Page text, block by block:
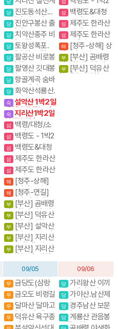
당
곡
당 진도동석산...
암봉과 암릉의 골
산을 매력을 만끽
하다
당 진안구봉산 출
렁다리
당 치악산종주 비
로봉 국립공원 강
원20대명산
당 토왕성폭포.
울산바위. 국립공
원 스탬프
당 팔공산 비로봉
갓바위
당 팔영산 깃대봉
국립공원
당 항골계곡 숨바
우길 트레킹
당 화악산석룡산.
조무락골
숙 설악산 1박2일
대청봉.공룡능선
숙 지리산1박2일
천왕봉 일출
섬 백령/대청/소
청- 3박4일
섬 백령도 - 1박2
일
섬 백령도&대청
도 - 2박3일
섬 제주도 한라산
항공 1박2일
섬 제주도 한라산
항공 당일
해 [청주-상해]
상해관광 4일 / 상
해+황산 5일
해 [청주-연길]
백두산 서파+북파
3박4일/4박5일
부 [부산] 곰배령
야생화.새벽출발.
야생화의천국
부 [부산] 덕유산
향적봉 야생화
부 [부산] 설악산
대청봉. 공룡능선
부 [부산] 지리산
종주 (화대. 성중)
천왕봉코스
부 [부산] 지리산
천왕봉일출.연하
섬
일
섬 백령도&대청
도 - 2박3일
섬 제주도 한라산
항공 1박2일
섬 제주도 한라산
항공 당일
해 [청주-상해] 상
해관광 4일 / 상해
+황산 5일
부 [부산] 곰배령
야생화.새벽출발.
야생화의천국
부 [부산] 덕유산
향적봉 야생화
09/05
무 금당도(삼랑
산)+금당적벽길.
블랙야크섬&산
무 금오도 비렁길
무 달마산 달마고
도길 수국축제
무 덕유산 육구종
주. 영구종주
09/06
당 가리왕산 이끼
계곡,케이블카(여
행코스)
당 가야산.남산제
일봉 국립공원
당 경주남산 보문
단지
당 계룡산 관음봉
국립공원